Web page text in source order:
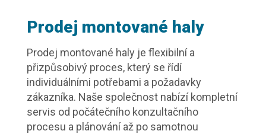
Prodej montované haly
Prodej montované haly je flexibilní a
přizpůsobivý proces, který se řídí
individuálními potřebami a požadavky
zákazníka. Naše společnost nabízí kompletní
servis od počátečního konzultačního
procesu a plánování až po samotnou